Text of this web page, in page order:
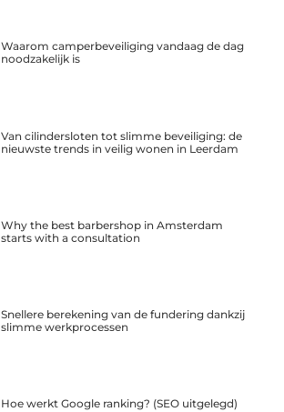
Waarom camperbeveiliging vandaag de dag
noodzakelijk is
Van cilindersloten tot slimme beveiliging: de
nieuwste trends in veilig wonen in Leerdam
Why the best barbershop in Amsterdam
starts with a consultation
Snellere berekening van de fundering dankzij
slimme werkprocessen
Hoe werkt Google ranking? (SEO uitgelegd)